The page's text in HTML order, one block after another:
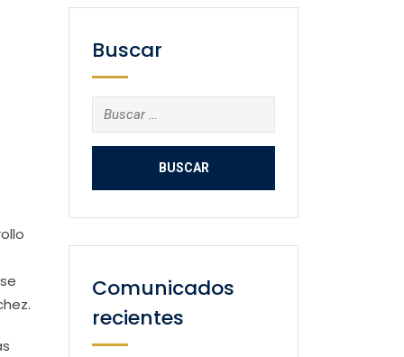
Buscar
Buscar:
Comunicados
recientes